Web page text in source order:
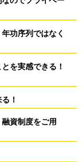
功序列ではなく
を実感できる！
！
資制度をご用